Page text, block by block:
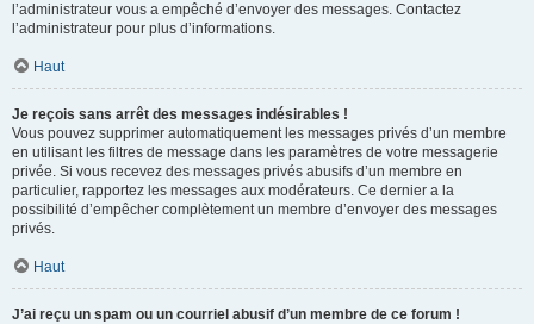
l’administrateur vous a empêché d’envoyer des messages. Contactez
l’administrateur pour plus d’informations.
Haut
Je reçois sans arrêt des messages indésirables !
Vous pouvez supprimer automatiquement les messages privés d’un membre
en utilisant les filtres de message dans les paramètres de votre messagerie
privée. Si vous recevez des messages privés abusifs d’un membre en
particulier, rapportez les messages aux modérateurs. Ce dernier a la
possibilité d’empêcher complètement un membre d’envoyer des messages
privés.
Haut
J’ai reçu un spam ou un courriel abusif d’un membre de ce forum !